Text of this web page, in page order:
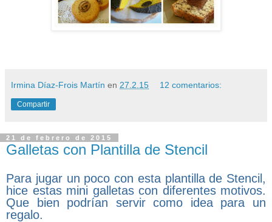
Irmina Díaz-Frois Martín en 27.2.15 12 comentarios:
Compartir
21 de febrero de 2015
Galletas con Plantilla de Stencil
Para jugar un poco con esta plantilla de Stencil,
hice estas mini galletas con diferentes motivos.
Que bien podrían servir como idea para un
regalo.